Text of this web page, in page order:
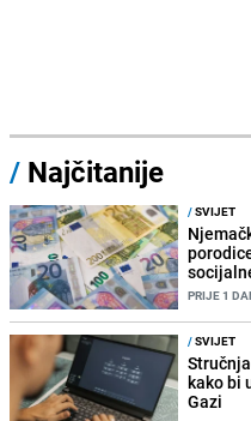
/ Najčitanije
/SVIJET
PRIJE 1
/SVIJET
kako bi
Gazi